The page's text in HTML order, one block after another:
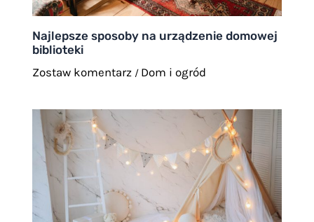
Najlepsze sposoby na urządzenie domowej
biblioteki
Zostaw komentarz / Dom i ogród